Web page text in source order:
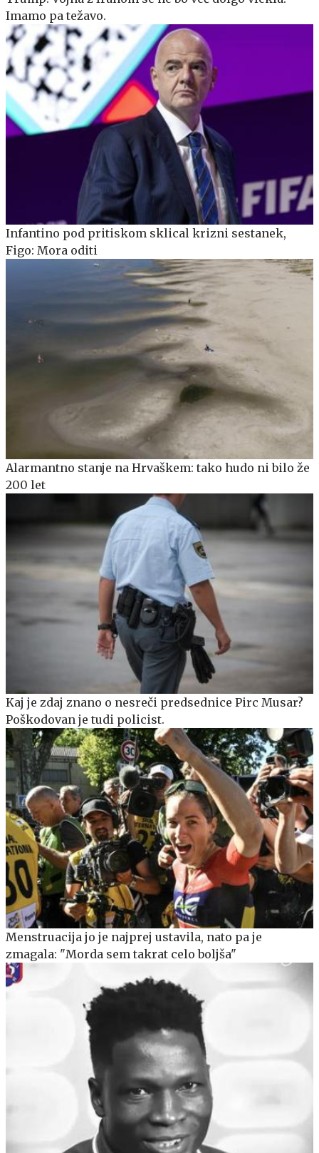
Imamo pa težavo.
Infantino pod pritiskom sklical krizni sestanek,
Figo: Mora oditi
Alarmantno stanje na Hrvaškem: tako hudo ni bilo že
200 let
Kaj je zdaj znano o nesreči predsednice Pirc Musar?
Poškodovan je tudi policist.
Menstruacija jo je najprej ustavila, nato pa je
zmagala: "Morda sem takrat celo boljša"